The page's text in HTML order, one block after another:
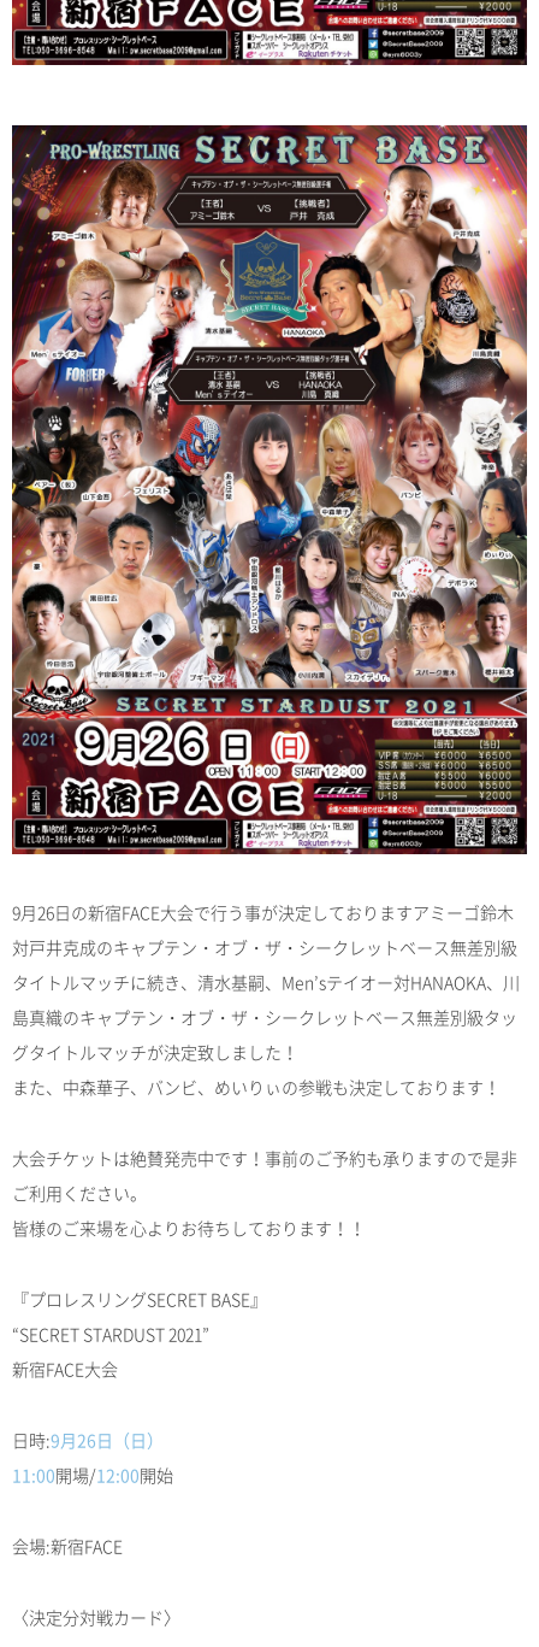
9月26日の新宿FACE大会で行う事が決定しておりますアミーゴ鈴木
対戸井克成のキャプテン・オブ・ザ・シークレットベース無差別級
タイトルマッチに続き、清水基嗣、Men’sテイオー対HANAOKA、川
島真織のキャプテン・オブ・ザ・シークレットベース無差別級タッ
グタイトルマッチが決定致しました！
また、中森華子、バンビ、めいりぃの参戦も決定しております！
大会チケットは絶賛発売中です！事前のご予約も承りますので是非
ご利用ください。
皆様のご来場を心よりお待ちしております！！
『プロレスリングSECRET BASE』
“SECRET STARDUST 2021”
新宿FACE大会
日時:9月26日（日）
11:00開場/12:00開始
会場:新宿FACE
〈決定分対戦カード〉